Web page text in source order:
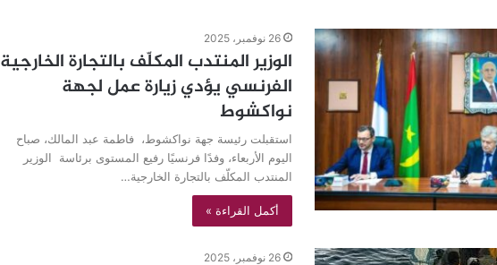
26 نوفمبر، 2025
الوزير المنتدب المكلّف بالتجارة الخارجية
الفرنسي يؤدي زيارة عمل لجهة
نواكشوط
استقبلت رئيسة جهة نواكشوط، فاطمة عبد المالك، صباح
اليوم الأربعاء، وفدًا فرنسيًا رفيع المستوى برئاسة الوزير
المنتدب المكلّف بالتجارة الخارجية…
أكمل القراءة »
26 نوفمبر، 2025